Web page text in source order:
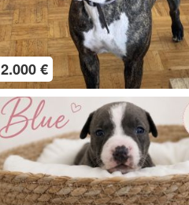
2.000 €